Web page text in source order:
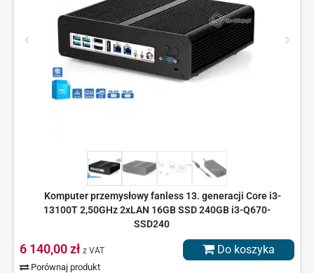
Komputer przemysłowy fanless 13. generacji Core i3-
13100T 2,50GHz 2xLAN 16GB SSD 240GB i3-Q670-
SSD240
6 140,00 zł z VAT
Porównaj produkt
Do koszyka